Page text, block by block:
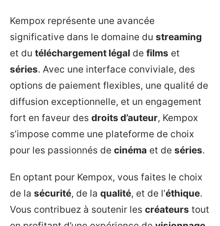
Kempox représente une avancée
significative dans le domaine du streaming
et du téléchargement légal de films et
séries. Avec une interface conviviale, des
options de paiement flexibles, une qualité de
diffusion exceptionnelle, et un engagement
fort en faveur des droits d’auteur, Kempox
s’impose comme une plateforme de choix
pour les passionnés de cinéma et de séries.
En optant pour Kempox, vous faites le choix
de la sécurité, de la qualité, et de l’éthique.
Vous contribuez à soutenir les créateurs tout